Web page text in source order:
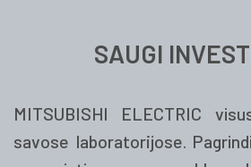
SAUGI
MITSUBISHI ELECTRIC
savose laboratorijose.